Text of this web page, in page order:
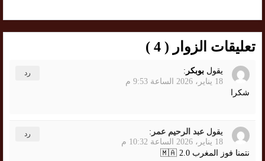
تعليقات الزوار ( 4 )
يقول بوبكر :
18 يناير، 2026 الساعة 9:53 م
شكرا
رد
يقول عبد الرحيم عمر :
18 يناير، 2026 الساعة 10:32 م
نتمنا فوز المغرب 🇲🇦 2.0
رد